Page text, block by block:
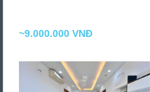
~9.000.000 VNĐ